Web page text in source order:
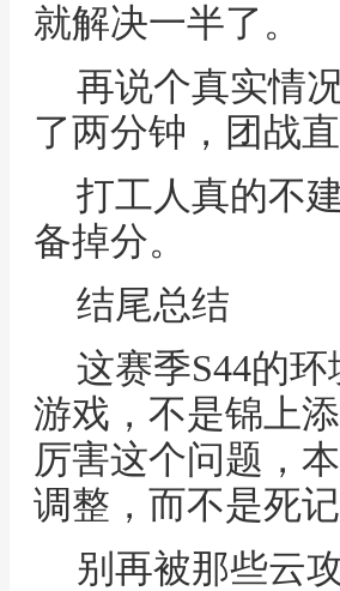
就解决一半了。
再说个真实情
了两分钟，团战
打工人真的不
备掉分。
结尾总结
这赛季S44的
游戏，不是锦上
厉害这个问题，
调整，而不是死记
别再被那些云